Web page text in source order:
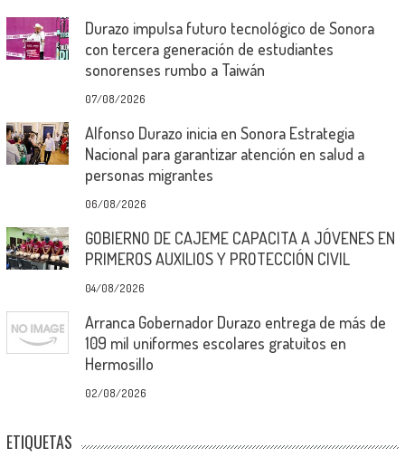
Durazo impulsa futuro tecnológico de Sonora
con tercera generación de estudiantes
sonorenses rumbo a Taiwán
07/08/2026
Alfonso Durazo inicia en Sonora Estrategia
Nacional para garantizar atención en salud a
personas migrantes
06/08/2026
GOBIERNO DE CAJEME CAPACITA A JÓVENES EN
PRIMEROS AUXILIOS Y PROTECCIÓN CIVIL
04/08/2026
Arranca Gobernador Durazo entrega de más de
109 mil uniformes escolares gratuitos en
Hermosillo
02/08/2026
ETIQUETAS